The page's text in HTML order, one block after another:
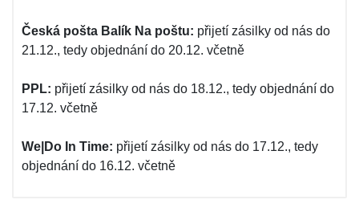
Česká pošta Balík Na poštu: přijetí zásilky od nás do
21.12., tedy objednání do 20.12. včetně
PPL: přijetí zásilky od nás do 18.12., tedy objednání do
17.12. včetně
We|Do In Time: přijetí zásilky od nás do 17.12., tedy
objednání do 16.12. včetně